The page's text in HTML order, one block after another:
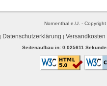
Nornenthal e.U. -
Datenschutzerklärung | Versandkosten
Seitenaufbau in: 0.025611